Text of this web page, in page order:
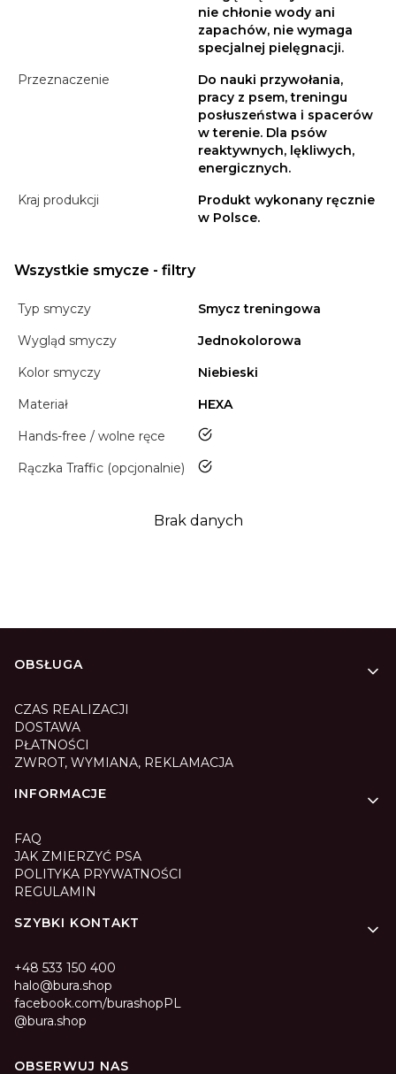
nie chłonie wody ani
zapachów, nie wymaga
specjalnej pielęgnacji.
Przeznaczenie
Do nauki przywołania,
pracy z psem, treningu
posłuszeństwa i spacerów
w terenie. Dla psów
reaktywnych, lękliwych,
energicznych.
Kraj produkcji
Produkt wykonany ręcznie
w Polsce.
Wszystkie smycze - filtry
Typ smyczy
Smycz treningowa
Wygląd smyczy
Jednokolorowa
Kolor smyczy
Niebieski
Materiał
HEXA
Hands-free / wolne ręce
tak
Rączka Traffic (opcjonalnie) tak
Brak danych
Linki w stopce
OBSŁUGA
CZAS REALIZACJI
DOSTAWA
PŁATNOŚCI
ZWROT, WYMIANA, REKLAMACJA
INFORMACJE
FAQ
JAK ZMIERZYĆ PSA
POLITYKA PRYWATNOŚCI
REGULAMIN
SZYBKI KONTAKT
+48 533 150 400
halo@bura.shop
facebook.com/burashopPL
@bura.shop
OBSERWUJ NAS